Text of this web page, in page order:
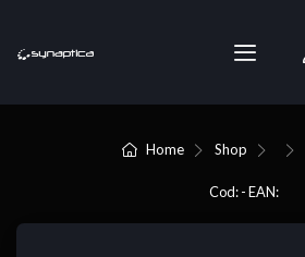
Home Shop
Cod: - EAN: